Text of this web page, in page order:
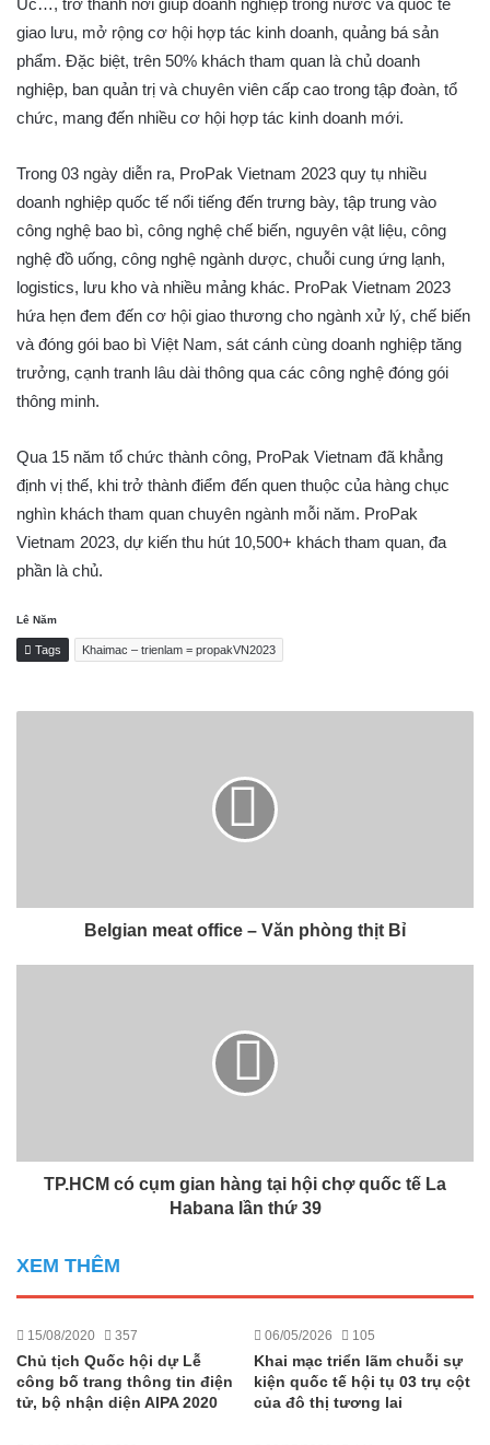
Úc…, trở thành nơi giúp doanh nghiệp trong nước và quốc tế
giao lưu, mở rộng cơ hội hợp tác kinh doanh, quảng bá sản
phẩm. Đặc biệt, trên 50% khách tham quan là chủ doanh
nghiệp, ban quản trị và chuyên viên cấp cao trong tập đoàn, tổ
chức, mang đến nhiều cơ hội hợp tác kinh doanh mới.
Trong 03 ngày diễn ra, ProPak Vietnam 2023 quy tụ nhiều
doanh nghiệp quốc tế nổi tiếng đến trưng bày, tập trung vào
công nghệ bao bì, công nghệ chế biến, nguyên vật liệu, công
nghệ đồ uống, công nghệ ngành dược, chuỗi cung ứng lạnh,
logistics, lưu kho và nhiều mảng khác. ProPak Vietnam 2023
hứa hẹn đem đến cơ hội giao thương cho ngành xử lý, chế biến
và đóng gói bao bì Việt Nam, sát cánh cùng doanh nghiệp tăng
trưởng, cạnh tranh lâu dài thông qua các công nghệ đóng gói
thông minh.
Qua 15 năm tổ chức thành công, ProPak Vietnam đã khẳng
định vị thế, khi trở thành điểm đến quen thuộc của hàng chục
nghìn khách tham quan chuyên ngành mỗi năm. ProPak
Vietnam 2023, dự kiến thu hút 10,500+ khách tham quan, đa
phần là chủ.
Lê Năm
Tags Khaimac – trienlam = propakVN2023
Belgian meat office – Văn phòng thịt Bỉ
TP.HCM có cụm gian hàng tại hội chợ quốc tế La
Habana lần thứ 39
XEM THÊM
15/08/2020 357
Chủ tịch Quốc hội dự Lễ
công bố trang thông tin điện
tử, bộ nhận diện AIPA 2020
06/05/2026 105
Khai mạc triển lãm chuỗi sự
kiện quốc tế hội tụ 03 trụ cột
của đô thị tương lai